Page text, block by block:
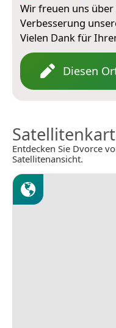
Wir freuen uns
Verbesserung
Vielen Dank für
Diesen
Entdecken Sie Dvorce
Satellitenansicht.